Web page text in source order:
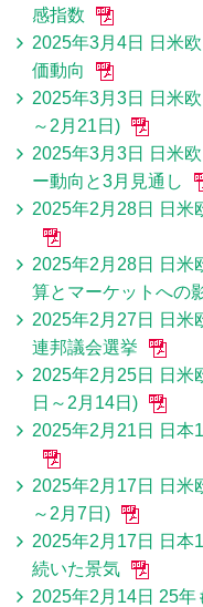
感指数
2025年3月4日 日米
価動向
2025年3月3日 日米
～2月21日)
2025年3月3日 日米
ー動向と3月見通し
2025年2月28日 日米
2025年2月28日 日米
算とマーケットへの
2025年2月27日 日米
連邦議会選挙
2025年2月25日 日米
日～2月14日)
2025年2月21日 日本
2025年2月17日 日米
～2月7日)
2025年2月17日 日本
続いた景気
2025年2月14日 25年